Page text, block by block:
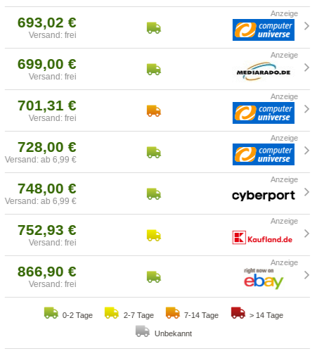
693,02 €
Versand: frei
699,00 €
Versand: frei
701,31 €
Versand: frei
728,00 €
Versand: ab 6,99 €
748,00 €
Versand: ab 6,99 €
752,93 €
Versand: frei
866,90 €
Versand: frei
0-2 Tage 2-7 Tage 7-14 Tage > 14 Tage
Unbekannt